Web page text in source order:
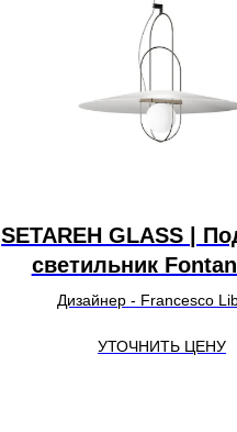
SETAREH GLASS |
светильник
Дизайнер - Francesco
УТОЧНИТЬ ЦЕНУ